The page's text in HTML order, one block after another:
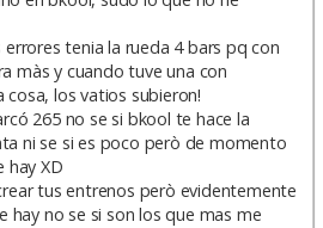
tenia la rueda 4 bars pq con
màs y cuando tuve una con
los vatios subieron!
265 no se si bkool te hace la
ni se si es poco però de momento
hay XD
tus entrenos però evidentemente
hay no se si son los que mas me